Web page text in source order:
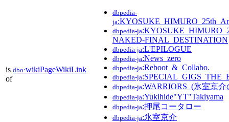
is dbo:wikiPageWikiLink
of
dbpedia-
ja
dbpedia-ja
NAKED-FINAL_DESTINATION
dbpedia-ja:L'EPILOGUE
dbpedia-ja:News_zero
dbpedia-ja:Reboot_&_Collabo.
dbpedia-ja
dbpedia-ja:WARRIORS_(氷室京介
dbpedia-ja:Yukihide"YT"Takiyama
dbpedia-ja:押尾コータロー
dbpedia-ja:氷室京介